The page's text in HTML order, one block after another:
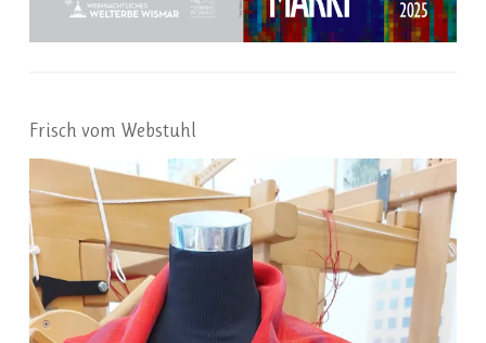
Frisch vom Webstuhl